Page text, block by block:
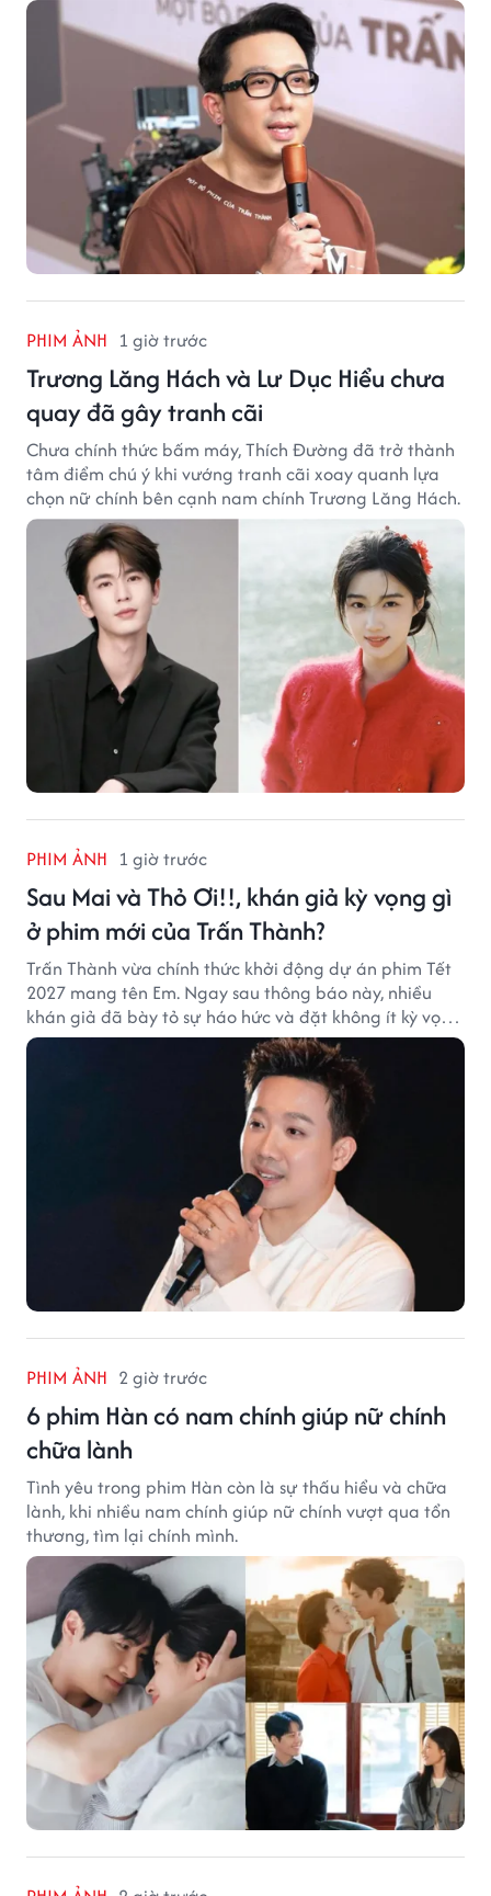
PHIM ẢNH 1 giờ trước
Trương Lăng Hách và Lư Dục Hiểu chưa
quay đã gây tranh cãi
Chưa chính thức bấm máy, Thích Đường đã trở thành
tâm điểm chú ý khi vướng tranh cãi xoay quanh lựa
chọn nữ chính bên cạnh nam chính Trương Lăng Hách.
PHIM ẢNH 1 giờ trước
Sau Mai và Thỏ Ơi!!, khán giả kỳ vọng gì
ở phim mới của Trấn Thành?
Trấn Thành vừa chính thức khởi động dự án phim Tết
2027 mang tên Em. Ngay sau thông báo này, nhiều
khán giả đã bày tỏ sự háo hức và đặt không ít kỳ vọng
vào bộ phim mới của Trấn Thành.
PHIM ẢNH 2 giờ trước
6 phim Hàn có nam chính giúp nữ chính
chữa lành
Tình yêu trong phim Hàn còn là sự thấu hiểu và chữa
lành, khi nhiều nam chính giúp nữ chính vượt qua tổn
thương, tìm lại chính mình.